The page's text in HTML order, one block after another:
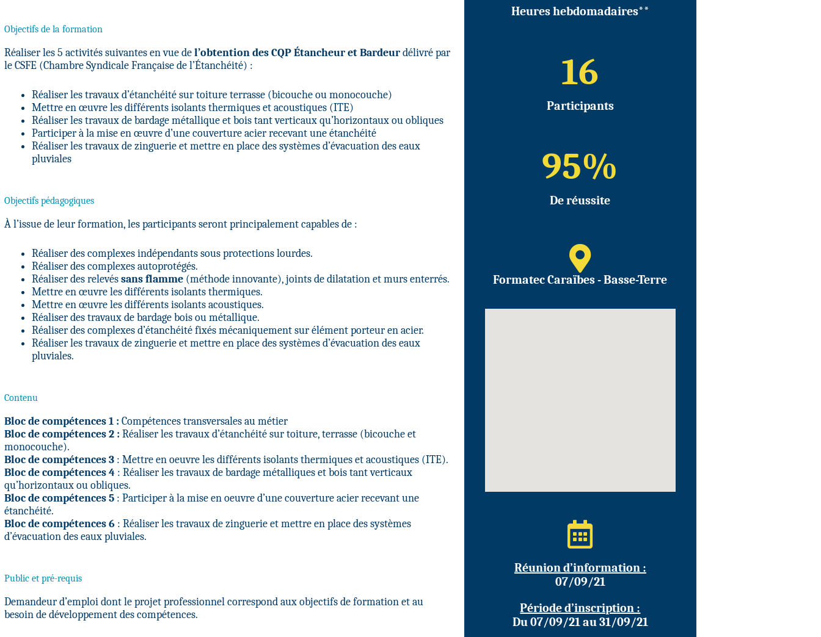
Objectifs de la formation
Réaliser les 5 activités suivantes en vue del’obtention des CQP Étancheur et Bardeurdélivré par
le CSFE (Chambre Syndicale Française de l’Étanchéité) :
Réaliser les travaux d’étanchéité sur toiture terrasse (bicouche ou monocouche)
Mettre en œuvre les différents isolants thermiques et acoustiques (ITE)
Réaliser les travaux de bardage métallique et bois tant verticaux qu’horizontaux ou obliques
Participer à la mise en œuvre d’une couverture acier recevant une étanchéité
Réaliser les travaux de zinguerie et mettre en place des systèmes d’évacuation des eaux
pluviales
Objectifs pédagogiques
À l’issue de leur formation, les participants seront principalement capables de :
Réaliser des complexes indépendants sous protections lourdes.
Réaliser des complexes autoprotégés.
Réaliser des relevéssans flamme (méthode innovante), joints de dilatation et murs enterrés.
Mettre en œuvre les différents isolants thermiques.
Mettre en œuvre les différents isolants acoustiques.
Réaliser des travaux de bardage bois ou métallique.
Réaliser des complexes d’étanchéité fixés mécaniquement sur élément porteur en acier.
Réaliser les travaux de zinguerie et mettre en place des systèmes d’évacuation des eaux
pluviales.
Contenu
Bloc de compétences 1 : Compétences transversales au métier
Bloc de compétences 2 : Réaliser les travaux d’étanchéité sur toiture, terrasse (bicouche et
monocouche).
Bloc de compétences 3 : Mettre en oeuvre les différents isolants thermiques et acoustiques (ITE).
Bloc de compétences 4 : Réaliser les travaux de bardage métalliques et bois tant verticaux
qu’horizontaux ou obliques.
Bloc de compétences 5 : Participer à la mise en oeuvre d’une couverture acier recevant une
étanchéité.
Bloc de compétences 6 : Réaliser les travaux de zinguerie et mettre en place des systèmes
d’évacuation des eaux pluviales.
Public et pré-requis
Demandeur d’emploi dont le projet professionnel correspond aux objectifs de formation et au
besoin de développement des compétences.
Heures hebdomadaires**
Participants
16
De réussite
95%
Formatec Caraïbes - Basse-Terre
Réunion d’information :
07/09/21
Période d’inscription :
Du 07/09/21 au 31/09/21